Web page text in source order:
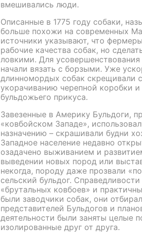
вмешивались люди.
Описанные в 1775 году собаки,
больше похожи на современных
источники указывают, что
рабочие качества собак, но
ловкими. Для
начали вязать с борзыми. Уже
длинномордых собак скрещивали
укорачиванию черепной коробки
бульдожьего прикуса.
Завезенные в Америку Бульдоги,
«ковбойском Западе»,
назначению – скрашивали будни
Западное население недавно
озадачено выживанием и
выведении новых пород или
некогда, породу даже прозвали
сельский бульдог.
«брутальных ковбоев» и
были заводчики собак, они
представителей Бульдогов и
деятельности были заняты целые
изолированные друг от друга.